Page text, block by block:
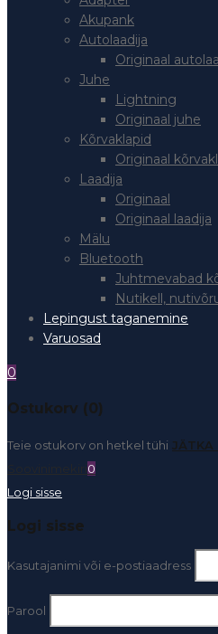
Akupank
Autolaadija
Originaal
Juhe
Lightning
Originaal juhe
Kõrvaklapid
Originaal
Laadija
Originaal
Originaal laadija
Mälu
Bluetooth
Juhtmevabad
Nutikell,
Lepingust taganemine
Varuosad
0
Ostukorv (0)
Teie ostukorv on hetkel tühi JÄTKA
0
Logi sisse
Logi sisse
Kasutajanimi või e-postiaadress
Parool